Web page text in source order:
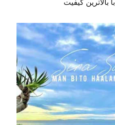
با بالاترین کیفیت